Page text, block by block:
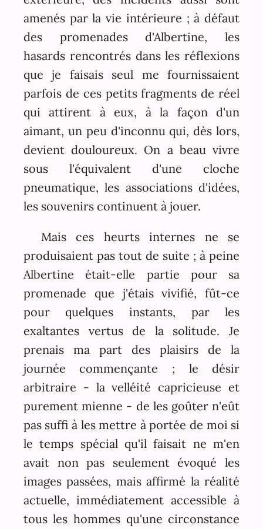
amenés par la vie intérieure ; à défaut
des promenades d'Albertine, les
hasards rencontrés dans les réflexions
que je faisais seul me fournissaient
parfois de ces petits fragments de réel
qui attirent à eux, à la façon d'un
aimant, un peu d'inconnu qui, dès lors,
devient douloureux. On a beau vivre
sous l'équivalent d'une cloche
pneumatique, les associations d'idées,
les souvenirs continuent à jouer.
Mais ces heurts internes ne se
produisaient pas tout de suite ; à peine
Albertine était-elle partie pour sa
promenade que j'étais vivifié, fût-ce
pour quelques instants, par les
exaltantes vertus de la solitude. Je
prenais ma part des plaisirs de la
journée commençante ; le désir
arbitraire - la velléité capricieuse et
purement mienne - de les goûter n'eût
pas suffi à les mettre à portée de moi si
le temps spécial qu'il faisait ne m'en
avait non pas seulement évoqué les
images passées, mais affirmé la réalité
actuelle, immédiatement accessible à
tous les hommes qu'une circonstance